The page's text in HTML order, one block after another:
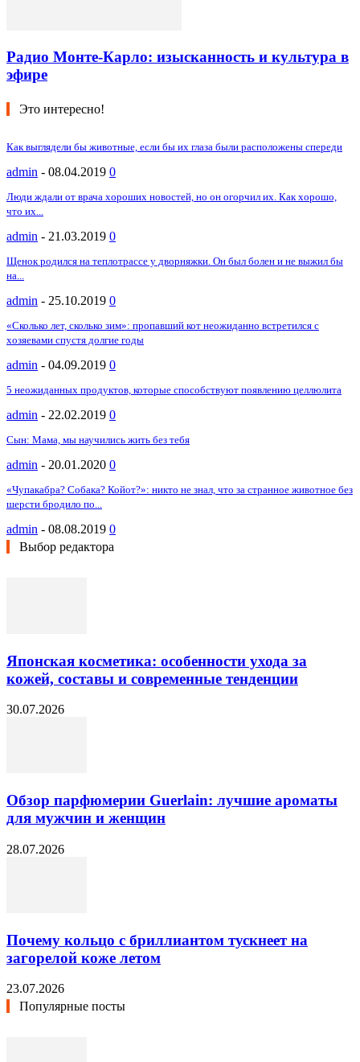
Радио Монте-Карло: изысканность и культура в
эфире
Это интересно!
Как выглядели бы животные, если бы их глаза были расположены спереди
admin - 08.04.2019 0
Люди ждали от врача хороших новостей, но он огорчил их. Как хорошо,
что их...
admin - 21.03.2019 0
Щенок родился на теплотрассе у дворняжки. Он был болен и не выжил бы
на...
admin - 25.10.2019 0
«Сколько лет, сколько зим»: пропавший кот неожиданно встретился с
хозяевами спустя долгие годы
admin - 04.09.2019 0
5 неожиданных продуктов, которые способствуют появлению целлюлита
admin - 22.02.2019 0
Сын: Мама, мы научились жить без тебя
admin - 20.01.2020 0
«Чупакабра? Собака? Койот?»: никто не знал, что за странное животное без
шерсти бродило по...
admin - 08.08.2019 0
Выбор редактора
Японская косметика: особенности ухода за
кожей, составы и современные тенденции
30.07.2026
Обзор парфюмерии Guerlain: лучшие ароматы
для мужчин и женщин
28.07.2026
Почему кольцо с бриллиантом тускнеет на
загорелой коже летом
23.07.2026
Популярные посты